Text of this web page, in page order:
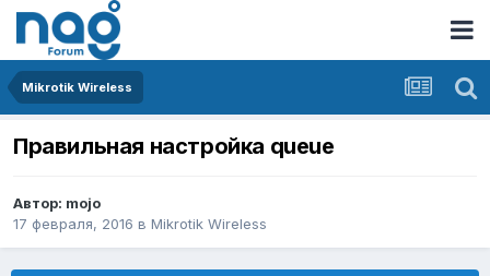
Mikrotik Wireless
Правильная настройка queue
Автор: mojo
17 февраля, 2016 в Mikrotik Wireless